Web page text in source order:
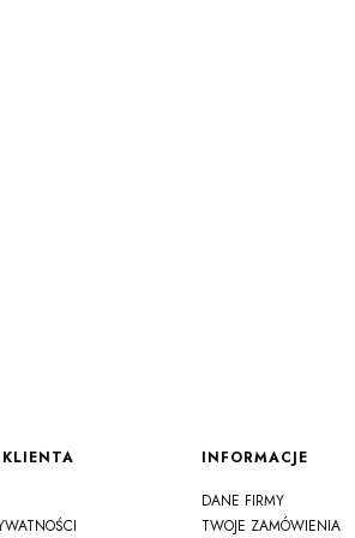
INFORMACJE
DANE FIRMY
TWOJE ZAMÓWIENIA